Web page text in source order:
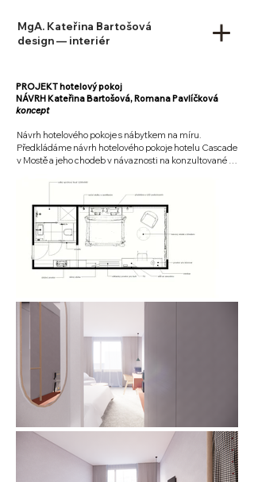
MgA. Kateřina Bartošová
design — interiér
PROJEKT hotelový pokoj
​​NÁVRH Kateřina Bartošová, Romana Pavlíčková
koncept
Návrh hotelového pokoje s nábytkem na míru.
Předkládáme návrh hotelového pokoje hotelu Cascade
v Mostě a jeho chodeb v návaznosti na konzultované
Návrh vychází z charakteru budovy, která je z 80. let
minulého století. Typologie budovy kaskádovitého
provedení se propisuje do řešení v jemných náznacích
v celém interiéru.
Chodby jednotlivých pater opticky zkracujeme
pomocí horizontálně řešených světel, na které v místě
vstupů do pokojů navazuje vertikální barevný panel.
Ten díky světelnému pásku osvěcuje číslo pokoje a
jehož dekor vytváří dominantní ale nevtíravý barevný
akcent.
zajímavou barevnou hru.
Při vstupu do pokoje se celý vstupní prostor otvírá díky
lavici a odkladnému místu, na které dále navazuje
vysoká plná skříň. Úložné prostory jsou pravidelně
děleny a přecházejí až do hlavní místnosti. Tím se
docílilo optického zvětšení jinak malé a úzké předsíně.
Světlost vstupu je zajištěn zrušením původních dveří
včetně překladu.
V hlavním prostoru na skříně navazuje nízká lavice na
odložení zavazadel s dominantním dřevěným prvkem
němého sluhy, který je praktickým pomocníkem pro
hosty. Ta přechází do delšího pracovního stolu se